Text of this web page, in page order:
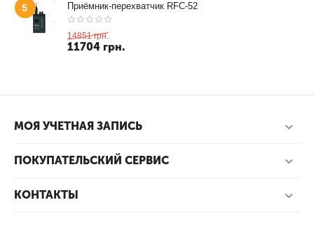
5 Приёмник-перехватчик RFC-52
14851 грн.
11704 грн.
МОЯ УЧЕТНАЯ ЗАПИСЬ
ПОКУПАТЕЛЬСКИЙ СЕРВИС
КОНТАКТЫ